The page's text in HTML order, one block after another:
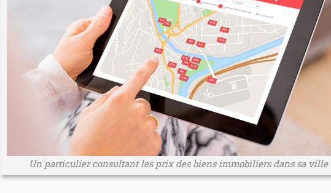
Un particulier consultant les prix des biens immobiliers dans sa ville